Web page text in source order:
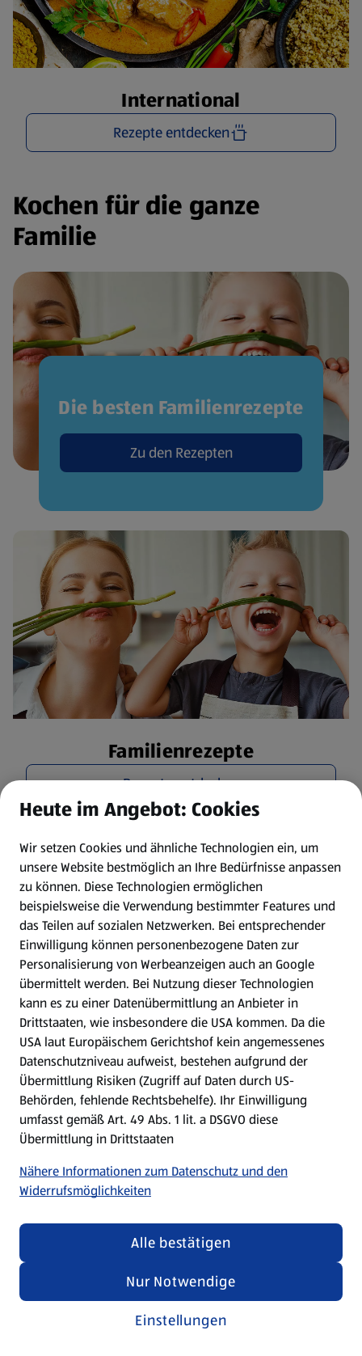
International
Rezepte entdecken
Kochen für die ganze
Familie
Die besten Familienrezepte
Zu den Rezepten
Familienrezepte
Rezepte entdecken
Kochen für Kinder
Rezepte entdecken
Heute im Angebot: Cookies
Wir setzen Cookies und ähnliche Technologien ein, um
unsere Website bestmöglich an Ihre Bedürfnisse anpassen
zu können. Diese Technologien ermöglichen
beispielsweise die Verwendung bestimmter Features und
das Teilen auf sozialen Netzwerken. Bei entsprechender
Einwilligung können personenbezogene Daten zur
Personalisierung von Werbeanzeigen auch an Google
übermittelt werden. Bei Nutzung dieser Technologien
kann es zu einer Datenübermittlung an Anbieter in
Drittstaaten, wie insbesondere die USA kommen. Da die
USA laut Europäischem Gerichtshof kein angemessenes
Datenschutzniveau aufweist, bestehen aufgrund der
Übermittlung Risiken (Zugriff auf Daten durch US-
Behörden, fehlende Rechtsbehelfe). Ihr Einwilligung
umfasst gemäß Art. 49 Abs. 1 lit. a DSGVO diese
Übermittlung in Drittstaaten
Nähere Informationen zum Datenschutz und den
Widerrufsmöglichkeiten
Einstellungen
Nur Notwendige
Alle bestätigen